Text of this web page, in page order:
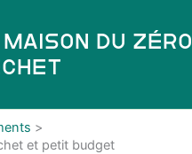
Maison du Zéro
et petit budget